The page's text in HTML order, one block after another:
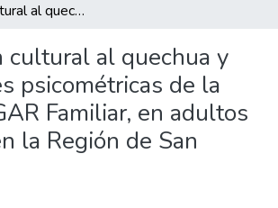
Adaptación cultural al quechua y propiedades psicométricas de la Escala APGAR Familiar, en adultos peruanos en la Región de San Martín
cultural al quechua y
psicométricas de la
Familiar, en adultos
la Región de San